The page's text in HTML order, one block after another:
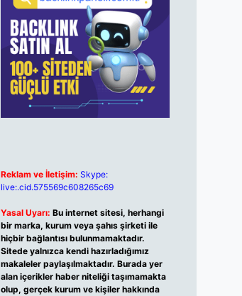
Reklam ve İletişim: Skype:
live:.cid.575569c608265c69
Yasal Uyarı: Bu internet sitesi, herhangi
bir marka, kurum veya şahıs şirketi ile
hiçbir bağlantısı bulunmamaktadır.
Sitede yalnızca kendi hazırladığımız
makaleler paylaşılmaktadır. Burada yer
alan içerikler haber niteliği taşımamakta
olup, gerçek kurum ve kişiler hakkında